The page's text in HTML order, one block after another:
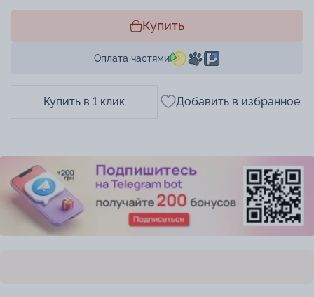
Купить
Оплата частями
Купить в 1 клик Добавить в избранное